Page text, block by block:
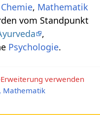
Chemie, Mathematik
vom Standpunkt
,
Psychologie.
Erweiterung verwenden
Mathematik